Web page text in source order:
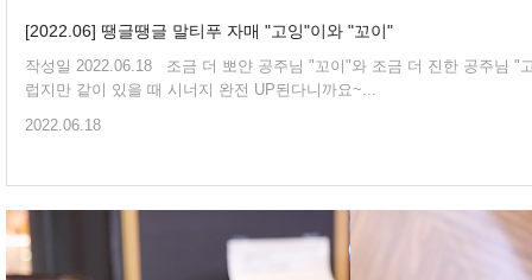
[2022.06] 땡글땡글 말티푸 자매 "고잉"이와 "꼬이"
작성일 2022.06.18 조금 더 뽀얀 공주님 "꼬이"와 조금 더 진한 공주님 "고잉"! 각자 다 사랑스
럽지만 같이 있을 때 시너지 완전 UP된다니까요~...
2022.06.18